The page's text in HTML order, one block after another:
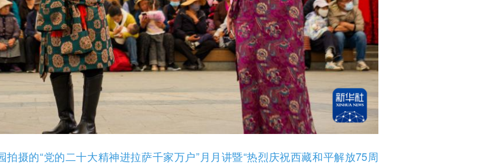
的“党的二十大精神进拉萨千家万户”月月讲暨“热烈庆祝西藏和平解放75周